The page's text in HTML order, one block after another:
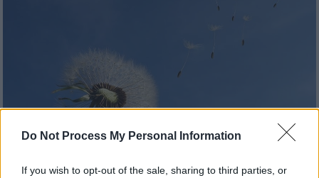
Do Not Process My Personal Information
If you wish to opt-out of the sale, sharing to third parties, or